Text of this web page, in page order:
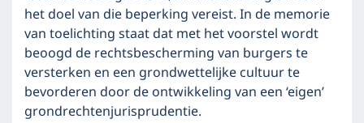
het doel van die beperking vereist. In de memorie
van toelichting staat dat met het voorstel wordt
beoogd de rechtsbescherming van burgers te
versterken en een grondwettelijke cultuur te
bevorderen door de ontwikkeling van een ‘eigen’
grondrechtenjurisprudentie.